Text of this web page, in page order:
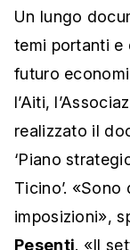
Un lungo
temi portanti e
futuro
l’Aiti,
realizzato il
‘Piano
Ticino’.
imposizioni»,
Pesenti. «Il